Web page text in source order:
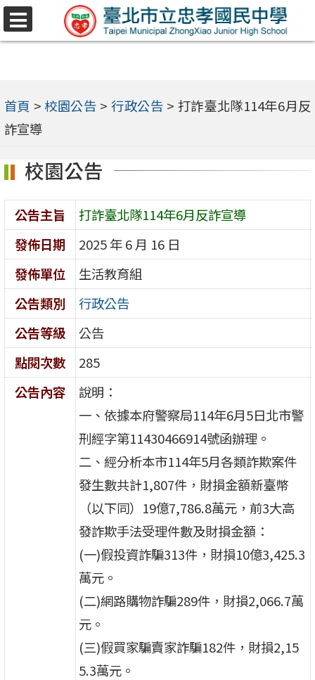
跳
至
內
容
選
首頁 > 校園公告 > 行政公告 > 打詐臺北隊114年6月反
詐宣導
校園公告
公告主旨
打詐臺北隊114年6月反詐宣導
發佈日期
2025 年 6 月 16 日
發佈單位
生活教育組
公告類別
行政公告
公告等級
公告
點閱次數
285
公告內容
說明：
一、依據本府警察局114年6月5日北市警
刑經字第11430466914號函辦理。
二、經分析本市114年5月各類詐欺案件
發生數共計1,807件，財損金額新臺幣
（以下同）19億7,786.8萬元，前3大高
發詐欺手法受理件數及財損金額：
(一)假投資詐騙313件，財損10億3,425.3
萬元。
(二)網路購物詐騙289件，財損2,066.7萬
元。
(三)假買家騙賣家詐騙182件，財損2,15
5.3萬元。